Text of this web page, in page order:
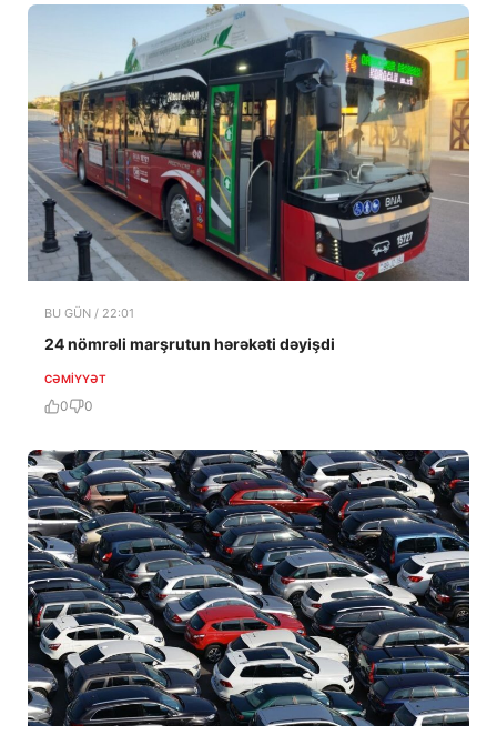
BU GÜN / 22:01
24 nömrəli marşrutun hərəkəti dəyişdi
CƏMIYYƏT
0 0